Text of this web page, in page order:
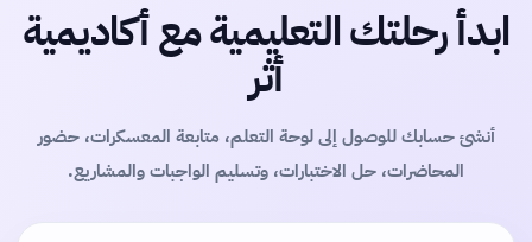
ابدأ رحلتك التعليمية مع أكاديمية
أثر
أنشئ حسابك للوصول إلى لوحة التعلم، متابعة المعسكرات، حضور
المحاضرات، حل الاختبارات، وتسليم الواجبات والمشاريع.